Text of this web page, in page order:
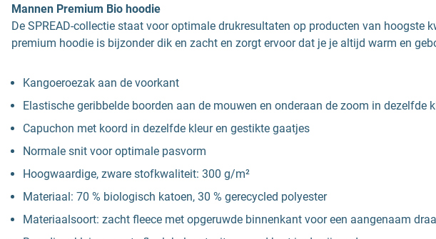
Mannen Premium Bio hoodie
De SPREAD-collectie staat voor optimale drukresultaten op producten van
premium hoodie is bijzonder dik en zacht en zorgt ervoor dat je je altijd warm en
Kangoeroezak aan de voorkant
Elastische geribbelde boorden aan de mouwen en onderaan de zoom in dezelfde
Capuchon met koord in dezelfde kleur en gestikte gaatjes
Normale snit voor optimale pasvorm
Hoogwaardige, zware stofkwaliteit: 300 g/m²
Materiaal: 70 % biologisch katoen, 30 % gerecycled polyester
Materiaalsoort: zacht fleece met opgeruwde binnenkant voor een aangenaam